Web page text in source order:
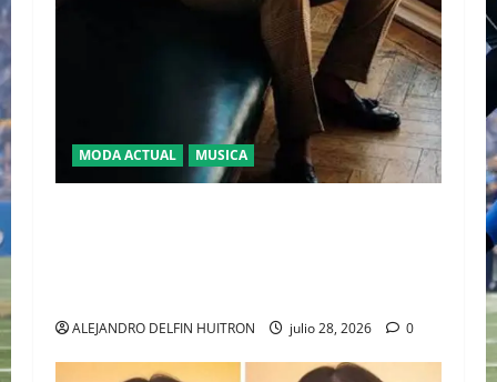
MODA ACTUAL MUSICA
ALEJANDRO DELFIN HUITRON julio 28, 2026 0